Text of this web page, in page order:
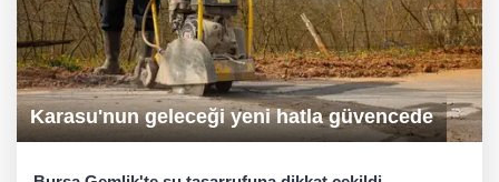
Karasu'nun geleceği yeni hatla güvencede